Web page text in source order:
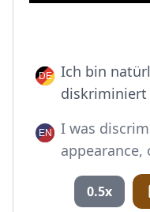
Ich bin
diskriminiert
I was
appearance,
0.5x